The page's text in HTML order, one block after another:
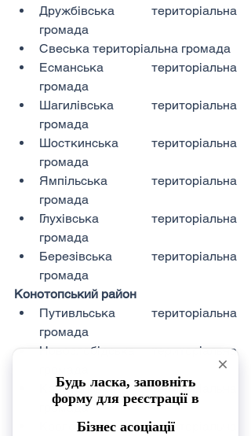
Дружбівська територіальна
громада
Свеська територіальна громада
Есманська територіальна
громада
Шагилівська територіальна
громада
Шосткинська територіальна
громада
Ямпільська територіальна
громада
Глухівська територіальна
громада
Березівська територіальна
громада
Конотопський район
Путивльська територіальна
громада
Новослобідська територіальна
Конотопська територіальна
громада
Кролевецька територіальна